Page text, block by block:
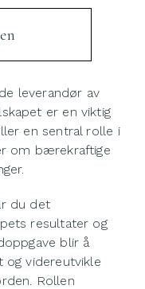
leverandør av
er en viktig
en sentral rolle i
om bærekraftige
du det
resultater og
blir å
og videreutvikle
Rollen